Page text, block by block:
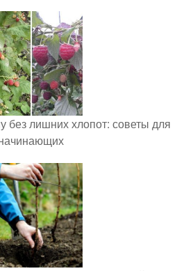
без лишних хлопот: советы для